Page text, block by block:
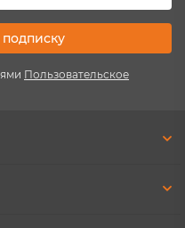
Пользовательское